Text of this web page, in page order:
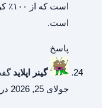
است
است.
پاسخ
گینر اپلاید
جولای 25, 2026 در 1:56 ق.ظ